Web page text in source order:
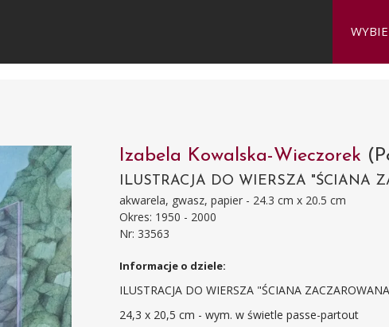
Izabela Kowalska-Wieczorek
ILUSTRACJA DO WIERSZA "ŚCIANA
akwarela, gwasz, papier - 24.3 cm x 20.5 cm
Okres: 1950 - 2000
Nr: 33563
Informacje o dziele:
ILUSTRACJA DO WIERSZA "ŚCIANA
24,3 x 20,5 cm - wym. w świetle passe-partout